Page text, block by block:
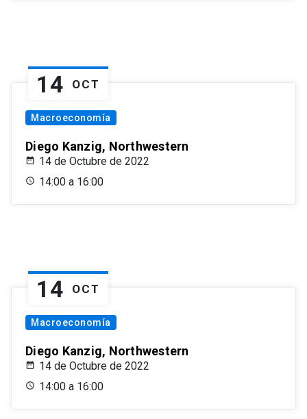
14 OCT
Macroeconomía
Diego Kanzig, Northwestern
14 de Octubre de 2022
14:00 a 16:00
14 OCT
Macroeconomía
Diego Kanzig, Northwestern
14 de Octubre de 2022
14:00 a 16:00